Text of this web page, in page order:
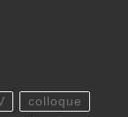
colloque